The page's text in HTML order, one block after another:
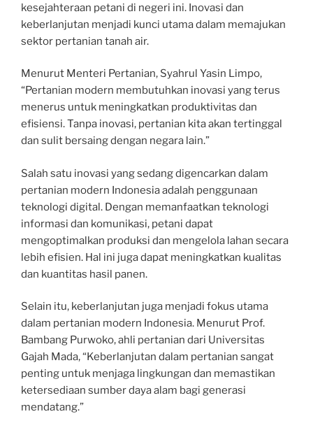
kesejahteraan petani di negeri ini. Inovasi dan
keberlanjutan menjadi kunci utama dalam memajukan
sektor pertanian tanah air.
Menurut Menteri Pertanian, Syahrul Yasin Limpo,
“Pertanian modern membutuhkan inovasi yang terus
menerus untuk meningkatkan produktivitas dan
efisiensi. Tanpa inovasi, pertanian kita akan tertinggal
dan sulit bersaing dengan negara lain.”
Salah satu inovasi yang sedang digencarkan dalam
pertanian modern Indonesia adalah penggunaan
teknologi digital. Dengan memanfaatkan teknologi
informasi dan komunikasi, petani dapat
mengoptimalkan produksi dan mengelola lahan secara
lebih efisien. Hal ini juga dapat meningkatkan kualitas
dan kuantitas hasil panen.
Selain itu, keberlanjutan juga menjadi fokus utama
dalam pertanian modern Indonesia. Menurut Prof.
Bambang Purwoko, ahli pertanian dari Universitas
Gajah Mada, “Keberlanjutan dalam pertanian sangat
penting untuk menjaga lingkungan dan memastikan
ketersediaan sumber daya alam bagi generasi
mendatang.”